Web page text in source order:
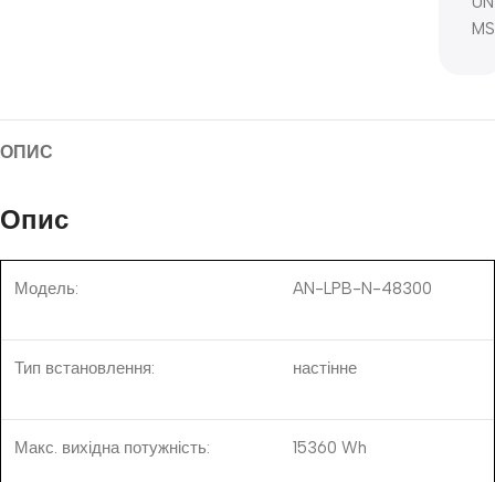
ОПИС
Опис
Модель: AN-LPB-N-48300
Тип встановлення: настінне
Макс. вихідна потужність: 15360 Wh